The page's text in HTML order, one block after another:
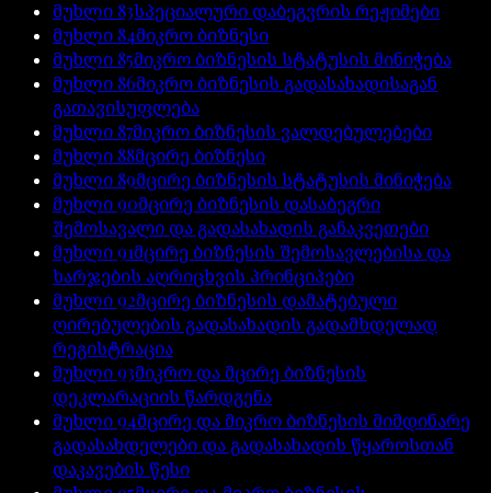
მუხლი 83სპეციალური დაბეგვრის რეჟიმები
მუხლი 84მიკრო ბიზნესი
მუხლი 85მიკრო ბიზნესის სტატუსის მინიჭება
მუხლი 86მიკრო ბიზნესის გადასახადისაგან
გათავისუფლება
მუხლი 87მიკრო ბიზნესის ვალდებულებები
მუხლი 88მცირე ბიზნესი
მუხლი 89მცირე ბიზნესის სტატუსის მინიჭება
მუხლი 90მცირე ბიზნესის დასაბეგრი
შემოსავალი და გადასახადის განაკვეთები
მუხლი 91მცირე ბიზნესის შემოსავლებისა და
ხარჯების აღრიცხვის პრინციპები
მუხლი 92მცირე ბიზნესის დამატებული
ღირებულების გადასახადის გადამხდელად
რეგისტრაცია
მუხლი 93მიკრო და მცირე ბიზნესის
დეკლარაციის წარდგენა
მუხლი 94მცირე და მიკრო ბიზნესის მიმდინარე
გადასახდელები და გადასახადის წყაროსთან
დაკავების წესი